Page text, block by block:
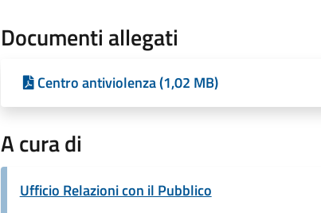
Documenti allegati
Centro antiviolenza (1,02 MB)
A cura di
Ufficio Relazioni con il Pubblico